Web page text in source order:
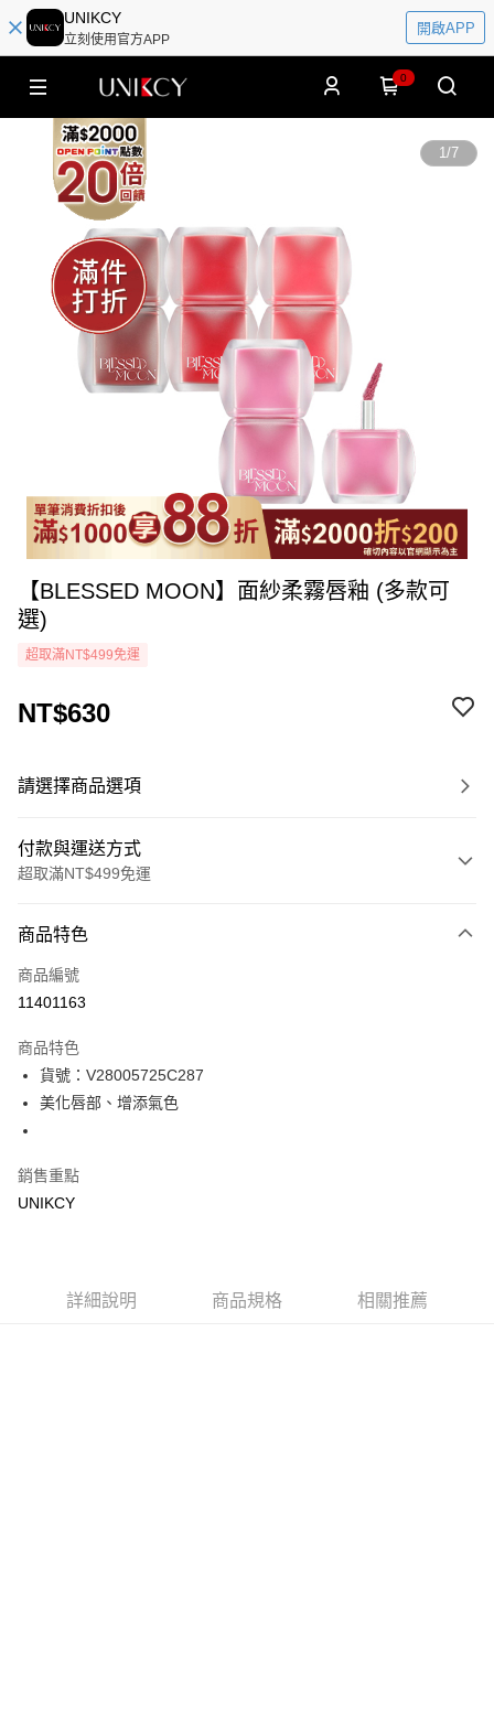
UNIKCY
立刻使用官方APP
開啟APP
0
1/7
【BLESSED MOON】面紗柔霧唇釉 (多款可
選)
超取滿NT$499免運
NT$630
請選擇商品選項
付款與運送方式
超取滿NT$499免運
icash Pay
信用卡一次付款
LINE Pay
Apple Pay
商品特色
商品編號
11401163
商品特色
貨號：V28005725C287
美化唇部、增添氣色
銷售重點
UNIKCY
詳細說明 商品規格 相關推薦